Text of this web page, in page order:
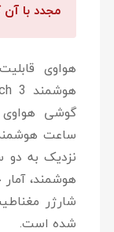
مجدد با آن
هواوی
گوشی هواوی
نزدیک به
هوشمند،
شارژر
شده است.